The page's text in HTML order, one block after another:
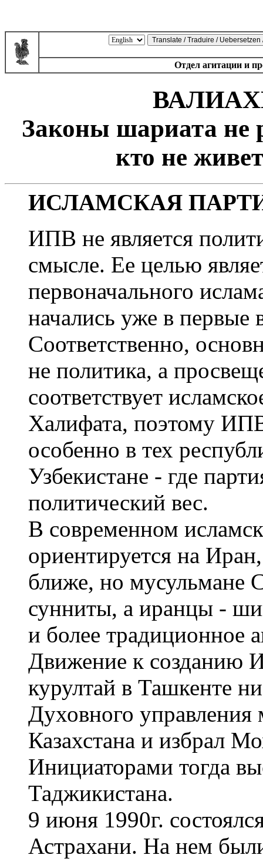
Отдел агитации и
Законы шариата не
кто не
ИСЛАМСКАЯ
ИПВ не является
смысле. Ее целью
первоначального
начались уже в первые
Соответственно,
не политика, а
соответствует
Халифата, поэтому
особенно в тех
Узбекистане - где
политический вес.
В современном
ориентируется на
ближе, но мусульмане
сунниты, а иранцы -
и более традиционное
Движение к созданию
курултай в Ташкенте
Духовного
Казахстана и избрал
Инициаторами тогда
Таджикистана.
9 июня 1990г.
Астрахани. На нем